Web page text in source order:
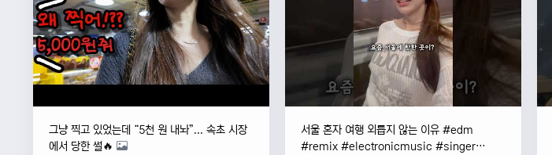
그냥 찍고 있었는데 “5천 원 내놔”... 속초 시장
에서 당한 썰🔥
서울 혼자 여행 외릅지 않는 이유 #edm
#remix #electronicmusic #singer